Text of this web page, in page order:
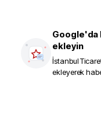
Google'da
ekleyin
İstanbul
ekleyerek